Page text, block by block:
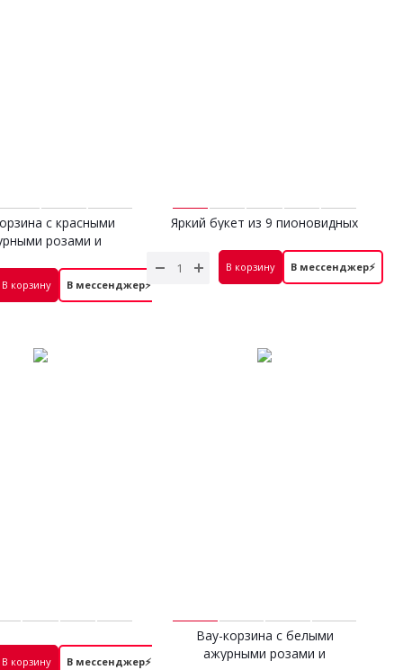
с красными
розами и
14 900 руб.
В корзину В мессенджер⚡
Яркий букет из 9 пионовидных
4 600 руб.
В корзину В мессенджер⚡
2 300 руб.
В корзину В мессенджер⚡
Вау-корзина с белыми
ажурными розами и